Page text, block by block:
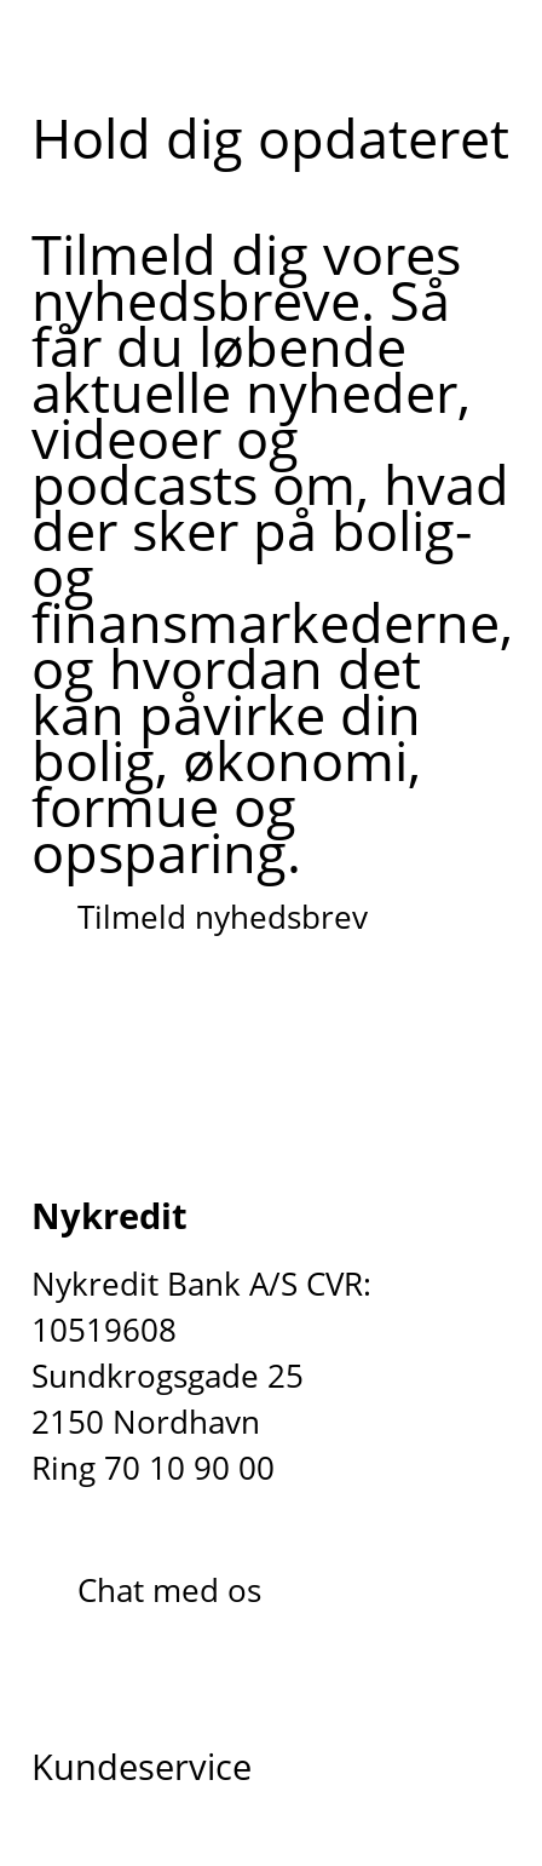
Hold dig opdateret
Tilmeld dig vores
nyhedsbreve. Så
får du løbende
aktuelle nyheder,
videoer og
podcasts om, hvad
der sker på bolig-
og
finansmarkederne,
og hvordan det
kan påvirke din
bolig, økonomi,
formue og
opsparing.
Tilmeld nyhedsbrev
Nykredit
Nykredit Bank A/S CVR:
10519608
Sundkrogsgade 25
2150 Nordhavn
Ring 70 10 90 00
Chat med os
Kundeservice